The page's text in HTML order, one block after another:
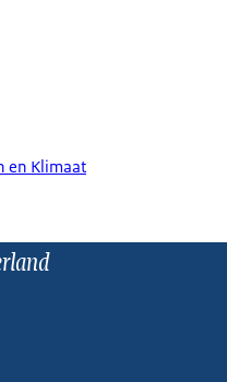
en Klimaat